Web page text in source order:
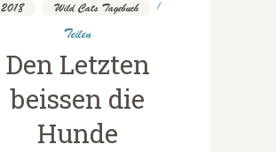
2018 Wild Cats Tagebuch
Teilen
Den Letzten
beissen die
Hunde